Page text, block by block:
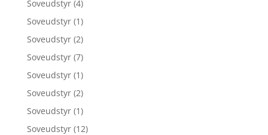
Soveudstyr (4)
Soveudstyr (1)
Soveudstyr (2)
Soveudstyr (7)
Soveudstyr (1)
Soveudstyr (2)
Soveudstyr (1)
Soveudstyr (12)